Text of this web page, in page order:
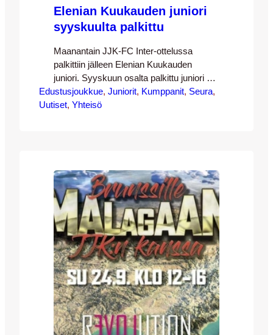
Elenian Kuukauden juniori
syyskuulta palkittu
Maanantain JJK-FC Inter-ottelussa
palkittiin jälleen Elenian Kuukauden
juniori. Syyskuun osalta palkittu juniori oli
JJK-08-joukkueen Toivo Jalava! Palkintoa
olivat jakamassa JJK:lta Benno Hanslian
ohjata Toivoa, koska hän kuuntelee ohjeet
ja tekee niiden mukaan. Toivo keskittyy
hyvin ennen pelitapahtumaa…
Edustusjoukkue, Juniorit, Kumppanit, Seura
Uutiset, Yhteisö